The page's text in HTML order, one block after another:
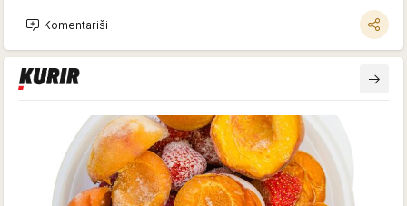
Komentariši